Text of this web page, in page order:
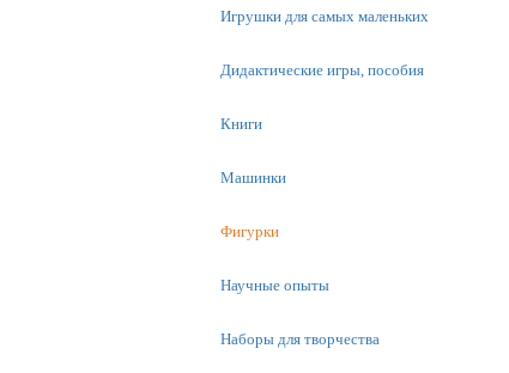
Игрушки для самых маленьких
Дидактические игры, пособия
Книги
Машинки
Фигурки
Научные опыты
Наборы для творчества